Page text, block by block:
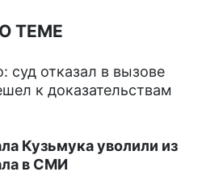
ТЕМЕ
отказал в вызове
к доказательствам
Кузьмука уволили из
в СМИ